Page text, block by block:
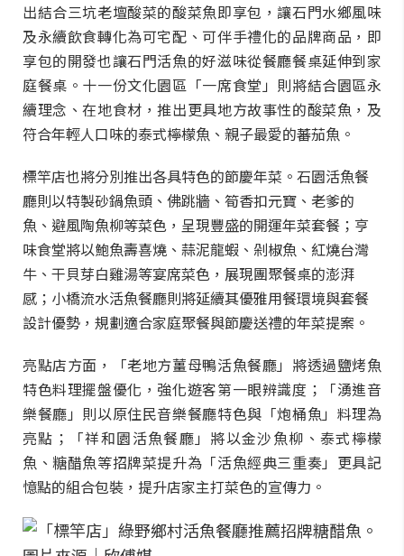
出結合三坑老壇酸菜的酸菜魚即享包，讓石門水鄉風味
及永續飲食轉化為可宅配、可伴手禮化的品牌商品，即
享包的開發也讓石門活魚的好滋味從餐廳餐桌延伸到家
庭餐桌。十一份文化園區「一席食堂」則將結合園區永
續理念、在地食材，推出更具地方故事性的酸菜魚，及
符合年輕人口味的泰式檸檬魚、親子最愛的蕃茄魚。
標竿店也將分別推出各具特色的節慶年菜。石園活魚餐
廳則以特製砂鍋魚頭、佛跳牆、筍香扣元寶、老爹的
魚、避風陶魚柳等菜色，呈現豐盛的開運年菜套餐；亨
味食堂將以鮑魚壽喜燒、蒜泥龍蝦、剁椒魚、紅燒台灣
牛、干貝芽白雞湯等宴席菜色，展現團聚餐桌的澎湃
感；小橋流水活魚餐廳則將延續其優雅用餐環境與套餐
設計優勢，規劃適合家庭聚餐與節慶送禮的年菜提案。
亮點店方面，「老地方薑母鴨活魚餐廳」將透過鹽烤魚
特色料理擺盤優化，強化遊客第一眼辨識度；「湧進音
樂餐廳」則以原住民音樂餐廳特色與「炮桶魚」料理為
亮點；「祥和園活魚餐廳」將以金沙魚柳、泰式檸檬
魚、糖醋魚等招牌菜提升為「活魚經典三重奏」更具記
憶點的組合包裝，提升店家主打菜色的宣傳力。